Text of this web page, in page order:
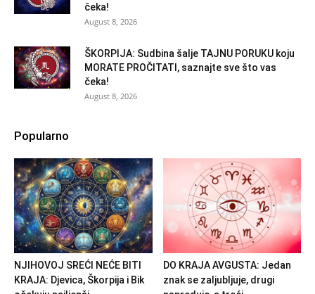
čeka!
August 8, 2026
ŠKORPIJA: Sudbina šalje TAJNU PORUKU koju
MORATE PROČITATI, saznajte sve što vas
čeka!
August 8, 2026
Popularno
NJIHOVOJ SREĆI NEĆE BITI
KRAJA: Djevica, Škorpija i Bik
DO KRAJA AVGUSTA: Jedan
znak se zaljubljuje, drugi